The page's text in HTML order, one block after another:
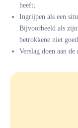
heeft;
Ingrijpen als een
Bijvoorbeeld als
betrokkene niet
Verslag doen aan